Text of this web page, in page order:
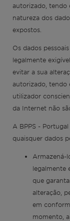
autorizado, tendo
natureza dos
expostos.
Os dados
legalmente
evitar a sua
autorizado, tendo
utilizador
da Internet não
A BPPS -
quaisquer dados
Armazená-
legalmente
que
alteração,
em
momento,
Sintra
Fora do
Todas as